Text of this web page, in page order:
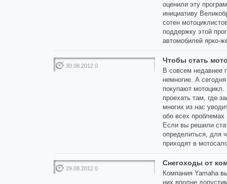
оценили эту
инициативу
сотен
поддержку этой
автомобилей ярко-
30.08.2012 0
Чтобы стать
В совсем недавнее
немногие. А
покупают
проехать там, где
многих из нас
обо всех
Если вы решили
определиться, для
приходят в
29.08.2012 0
Снегоходы от
Компания Yamaha
них вполне